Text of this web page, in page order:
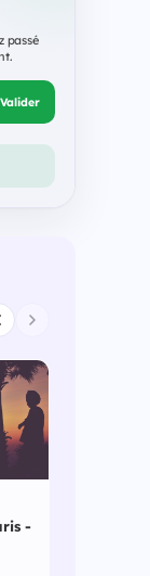
passé
Valider
-